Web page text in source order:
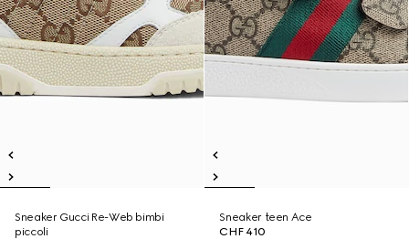
Sneaker Gucci Re-Web bimbi
piccoli
Sneaker teen Ace
CHF 410